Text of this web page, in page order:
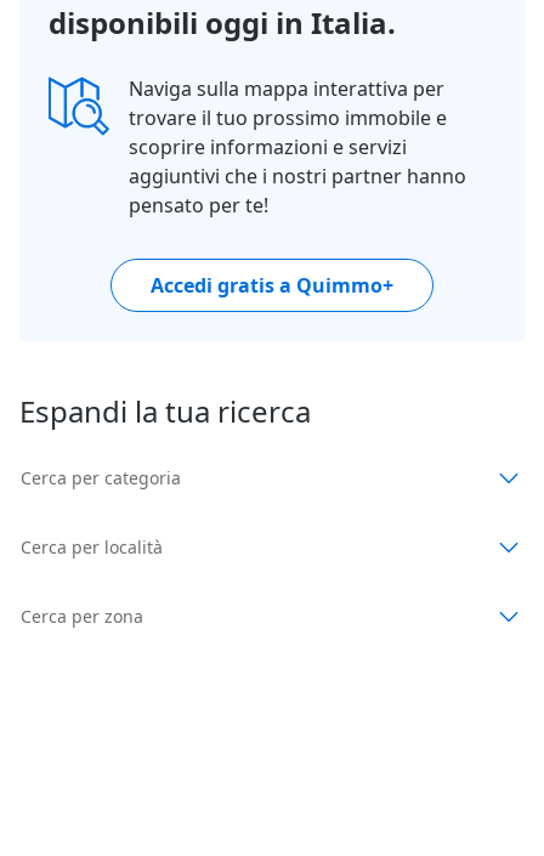
disponibili oggi in Italia.
Naviga sulla mappa interattiva per
trovare il tuo prossimo immobile e
scoprire informazioni e servizi
aggiuntivi che i nostri partner hanno
pensato per te!
Accedi gratis a Quimmo+
Espandi la tua ricerca
Cerca per categoria
Cerca per località
Cerca per zona